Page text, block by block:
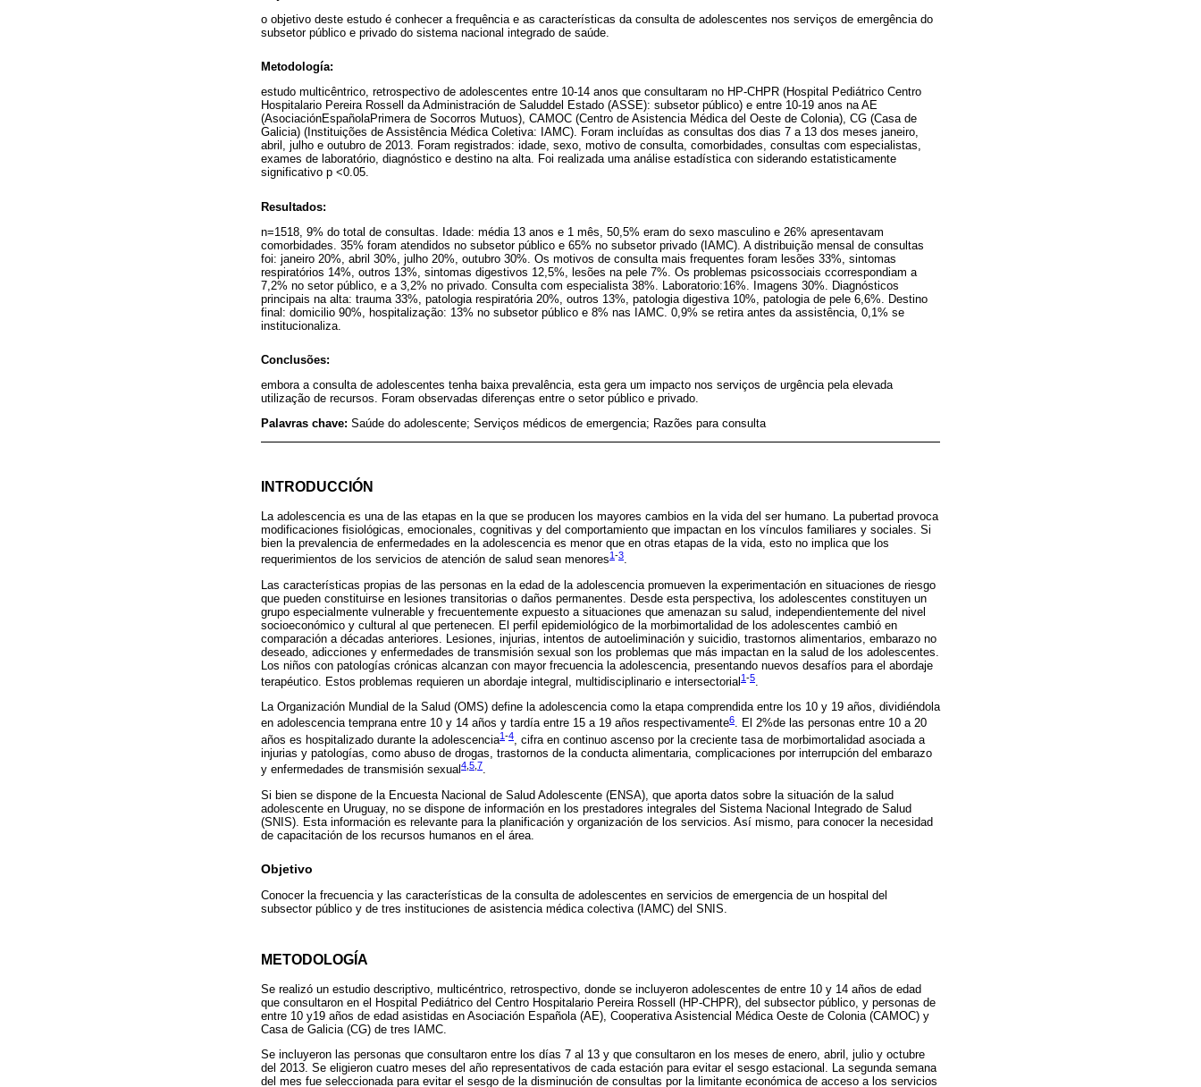
o objetivo deste estudo é conhecer a frequência e as características da consulta de adolescentes nos serviços de emergência do
subsetor público e privado do sistema nacional integrado de saúde.
Metodología:
estudo multicêntrico, retrospectivo de adolescentes entre 10-14 anos que consultaram no HP-CHPR (Hospital Pediátrico Centro
Hospitalario Pereira Rossell da Administración de Saluddel Estado (ASSE): subsetor público) e entre 10-19 anos na AE
(AsociaciónEspañolaPrimera de Socorros Mutuos), CAMOC (Centro de Asistencia Médica del Oeste de Colonia), CG (Casa de
Galicia) (Instituições de Assistência Médica Coletiva: IAMC). Foram incluídas as consultas dos dias 7 a 13 dos meses janeiro,
abril, julho e outubro de 2013. Foram registrados: idade, sexo, motivo de consulta, comorbidades, consultas com especialistas,
exames de laboratório, diagnóstico e destino na alta. Foi realizada uma análise estadística con siderando estatisticamente
significativo p <0.05.
Resultados:
n=1518, 9% do total de consultas. Idade: média 13 anos e 1 mês, 50,5% eram do sexo masculino e 26% apresentavam
comorbidades. 35% foram atendidos no subsetor público e 65% no subsetor privado (IAMC). A distribuição mensal de consultas
foi: janeiro 20%, abril 30%, julho 20%, outubro 30%. Os motivos de consulta mais frequentes foram lesões 33%, sintomas
respiratórios 14%, outros 13%, sintomas digestivos 12,5%, lesões na pele 7%. Os problemas psicossociais ccorrespondiam a
7,2% no setor público, e a 3,2% no privado. Consulta com especialista 38%. Laboratorio:16%. Imagens 30%. Diagnósticos
principais na alta: trauma 33%, patologia respiratória 20%, outros 13%, patologia digestiva 10%, patologia de pele 6,6%. Destino
final: domicilio 90%, hospitalização: 13% no subsetor público e 8% nas IAMC. 0,9% se retira antes da assistência, 0,1% se
institucionaliza.
Conclusões:
embora a consulta de adolescentes tenha baixa prevalência, esta gera um impacto nos serviços de urgência pela elevada
utilização de recursos. Foram observadas diferenças entre o setor público e privado.
Palavras chave: Saúde do adolescente; Serviços médicos de emergencia; Razões para consulta
INTRODUCCIÓN
La adolescencia es una de las etapas en la que se producen los mayores cambios en la vida del ser humano. La pubertad provoca
modificaciones fisiológicas, emocionales, cognitivas y del comportamiento que impactan en los vínculos familiares y sociales. Si
bien la prevalencia de enfermedades en la adolescencia es menor que en otras etapas de la vida, esto no implica que los
requerimientos de los servicios de atención de salud sean menores1-3.
Las características propias de las personas en la edad de la adolescencia promueven la experimentación en situaciones de riesgo
que pueden constituirse en lesiones transitorias o daños permanentes. Desde esta perspectiva, los adolescentes constituyen un
grupo especialmente vulnerable y frecuentemente expuesto a situaciones que amenazan su salud, independientemente del nivel
socioeconómico y cultural al que pertenecen. El perfil epidemiológico de la morbimortalidad de los adolescentes cambió en
comparación a décadas anteriores. Lesiones, injurias, intentos de autoeliminación y suicidio, trastornos alimentarios, embarazo no
deseado, adicciones y enfermedades de transmisión sexual son los problemas que más impactan en la salud de los adolescentes.
Los niños con patologías crónicas alcanzan con mayor frecuencia la adolescencia, presentando nuevos desafíos para el abordaje
terapéutico. Estos problemas requieren un abordaje integral, multidisciplinario e intersectorial 1-5.
La Organización Mundial de la Salud (OMS) define la adolescencia como la etapa comprendida entre los 10 y 19 años, dividiéndola
en adolescencia temprana entre 10 y 14 años y tardía entre 15 a 19 años respectivamente6. El 2%de las personas entre 10 a 20
años es hospitalizado durante la adolescencia1-4, cifra en continuo ascenso por la creciente tasa de morbimortalidad asociada a
injurias y patologías, como abuso de drogas, trastornos de la conducta alimentaria, complicaciones por interrupción del embarazo
y enfermedades de transmisión sexual4 5 7.
Si bien se dispone de la Encuesta Nacional de Salud Adolescente (ENSA), que aporta datos sobre la situación de la salud
adolescente en Uruguay, no se dispone de información en los prestadores integrales del Sistema Nacional Integrado de Salud
(SNIS). Esta información es relevante para la planificación y organización de los servicios. Así mismo, para conocer la necesidad
de capacitación de los recursos humanos en el área.
Objetivo
Conocer la frecuencia y las características de la consulta de adolescentes en servicios de emergencia de un hospital del
subsector público y de tres instituciones de asistencia médica colectiva (IAMC) del SNIS.
METODOLOGÍA
Se realizó un estudio descriptivo, multicéntrico, retrospectivo, donde se incluyeron adolescentes de entre 10 y 14 años de edad
que consultaron en el Hospital Pediátrico del Centro Hospitalario Pereira Rossell (HP-CHPR), del subsector público, y personas de
entre 10 y19 años de edad asistidas en Asociación Española (AE), Cooperativa Asistencial Médica Oeste de Colonia (CAMOC) y
Casa de Galicia (CG) de tres IAMC.
Se incluyeron las personas que consultaron entre los días 7 al 13 y que consultaron en los meses de enero, abril, julio y octubre
del 2013. Se eligieron cuatro meses del año representativos de cada estación para evitar el sesgo estacional. La segunda semana
del mes fue seleccionada para evitar el sesgo de la disminución de consultas por la limitante económica de acceso a los servicios